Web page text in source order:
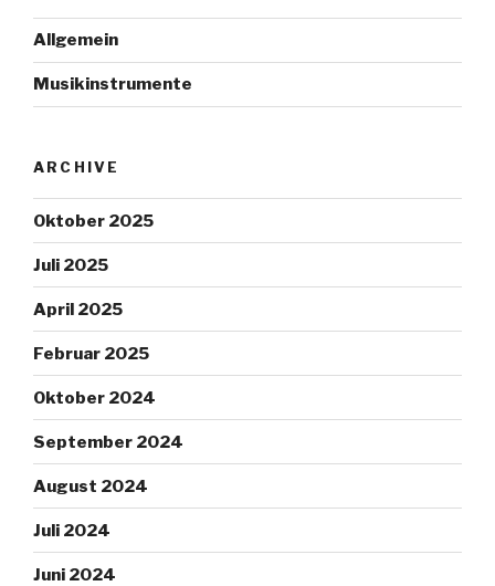
Allgemein
Musikinstrumente
ARCHIVE
Oktober 2025
Juli 2025
April 2025
Februar 2025
Oktober 2024
September 2024
August 2024
Juli 2024
Juni 2024